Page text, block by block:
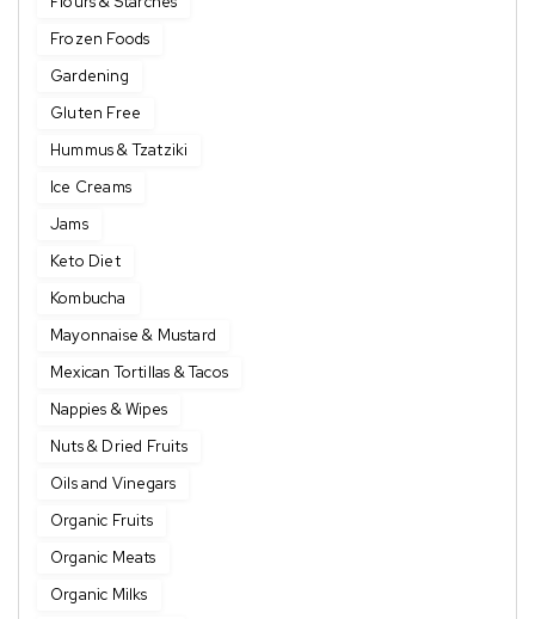
Frozen Foods
Gardening
Gluten Free
Hummus & Tzatziki
Ice Creams
Jams
Keto Diet
Kombucha
Mayonnaise & Mustard
Mexican Tortillas & Tacos
Nappies & Wipes
Nuts & Dried Fruits
Oils and Vinegars
Organic Fruits
Organic Meats
Organic Milks